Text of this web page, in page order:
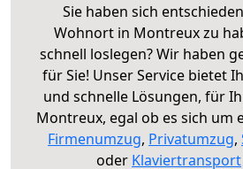
Sie haben sich
Wohnort in Montreux zu
schnell loslegen? Wir haben
für Sie! Unser Service bietet
und schnelle Lösungen, für
Montreux, egal ob es sich um
Firmenumzug, Privatumzug,
oder Klaviertransport